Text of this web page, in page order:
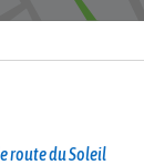
route du Soleil